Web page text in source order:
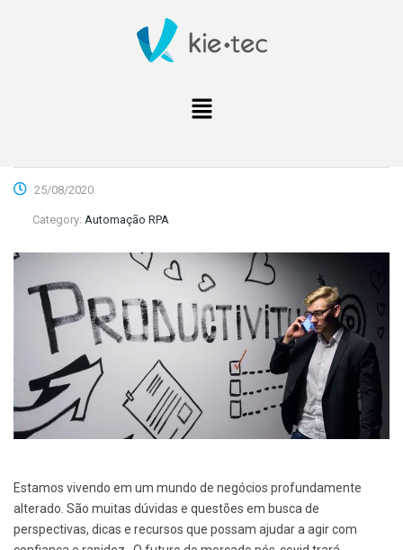
25/08/2020
Category: Automação RPA
Estamos vivendo em um mundo de negócios profundamente
alterado. São muitas dúvidas e questões em busca de
perspectivas, dicas e recursos que possam ajudar a agir com